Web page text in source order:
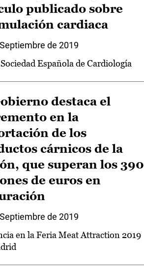
publicado sobre
cardiaca
de 2019
Española de Cardiología
destaca el
en la
de los
cárnicos de la
que superan los 390
de euros en
de 2019
en la Feria Meat Attraction 2019